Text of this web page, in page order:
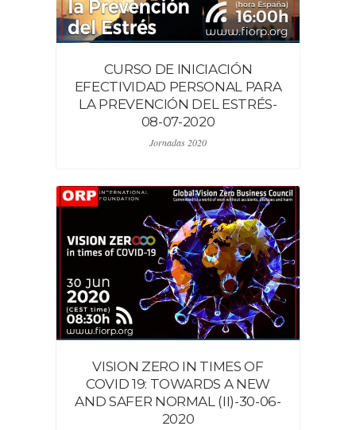
CURSO DE INICIACIÓN
EFECTIVIDAD PERSONAL PARA
LA PREVENCIÓN DEL ESTRÉS-
08-07-2020
Jornadas 2020
VISION ZERO IN TIMES OF
COVID 19: TOWARDS A NEW
AND SAFER NORMAL (II)-30-06-
2020